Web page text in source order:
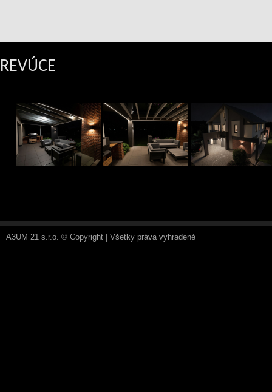
REVÚCE
A3UM 21 s.r.o. © Copyright | Všetky práva vyhradené